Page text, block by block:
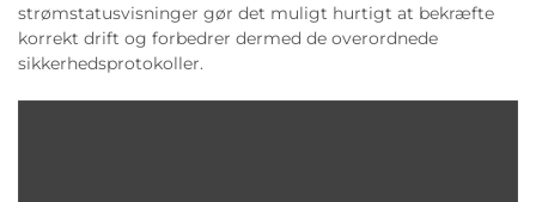
strømstatusvisninger gør det muligt hurtigt at bekræfte
korrekt drift og forbedrer dermed de overordnede
sikkerhedsprotokoller.